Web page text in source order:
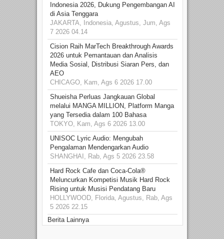
Indonesia 2026, Dukung Pengembangan AI
di Asia Tenggara
JAKARTA, Indonesia, Agustus, Jum, Ags
7 2026 04.14
Cision Raih MarTech Breakthrough Awards
2026 untuk Pemantauan dan Analisis
Media Sosial, Distribusi Siaran Pers, dan
AEO
CHICAGO, Kam, Ags 6 2026 17.00
Shueisha Perluas Jangkauan Global
melalui MANGA MILLION, Platform Manga
yang Tersedia dalam 100 Bahasa
TOKYO, Kam, Ags 6 2026 13.00
UNISOC Lyric Audio: Mengubah
Pengalaman Mendengarkan Audio
SHANGHAI, Rab, Ags 5 2026 23.58
Hard Rock Cafe dan Coca-Cola®
Meluncurkan Kompetisi Musik Hard Rock
Rising untuk Musisi Pendatang Baru
HOLLYWOOD, Florida, Agustus, Rab, Ags
5 2026 22.15
Berita Lainnya